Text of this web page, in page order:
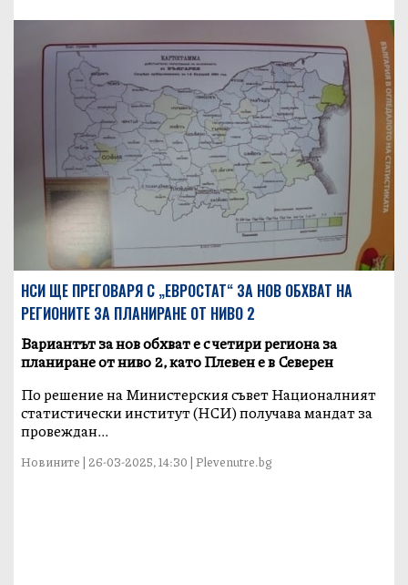
НСИ ЩЕ ПРЕГОВАРЯ С „ЕВРОСТАТ“ ЗА НОВ ОБХВАТ НА
РЕГИОНИТЕ ЗА ПЛАНИРАНЕ ОТ НИВО 2
Вариантът за нов обхват е с четири региона за
планиране от ниво 2, като Плевен е в Северен
По решение на Министерския съвет Националният
статистически институт (НСИ) получава мандат за
провеждан...
Новините | 26-03-2025, 14:30 | Plevenutre.bg